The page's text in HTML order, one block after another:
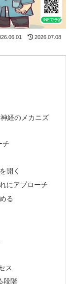
2026.07.08
経のメカニズ
チ
開く
にアプローチ
る
ス
段階